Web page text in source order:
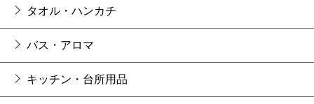
タオル・ハンカチ
バス・アロマ
キッチン・台所用品